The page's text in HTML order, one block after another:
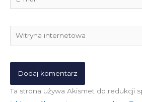
mail*
Witryna
internetowa
Ta strona używa Akismet do redukcji